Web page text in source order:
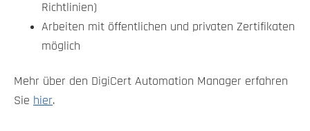
Richtlinien)
Arbeiten mit öffentlichen und privaten Zertifikaten
möglich
Mehr über den DigiCert Automation Manager erfahren
Sie hier.